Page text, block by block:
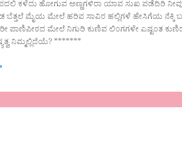
ಕಳೆದು ಹೋಗುವ ಅಣ್ಣಗಳಿರಾ ಯಾವ ಸುಖ ಪಡೆದಿರಿ
ಬೆತ್ತಲೆ ಮೈಯ ಮೇಲೆ ಹರಿವ ಸಾವಿರ ಹಲ್ಲಿಗಳೆ ಹೇಸಿಗೆಯ ನೆಕ್ಕಿ
ಪಾಣಿಪೀಠದ ಮೇಲೆ ನಿಗುರಿ ಕುಣಿವ ಲಿಂಗಗಳೇ ಎಷ್ಟಂತ
ನಿಮ್ಮಲ್ಲಿದೆಯೆ? *******